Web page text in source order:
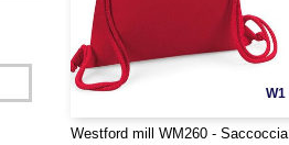
W1
Westford mill WM260 - Saccoccia